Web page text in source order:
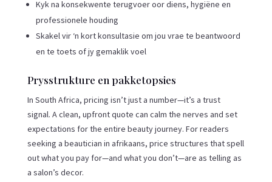
Kyk na konsekwente terugvoer oor diens, hygiëne en
professionele houding
Skakel vir ‘n kort konsultasie om jou vrae te beantwoord
en te toets of jy gemaklik voel
Prysstrukture en pakketopsies
In South Africa, pricing isn’t just a number—it’s a trust
signal. A clean, upfront quote can calm the nerves and set
expectations for the entire beauty journey. For readers
seeking a beautician in afrikaans, price structures that spell
out what you pay for—and what you don’t—are as telling as
a salon’s decor.